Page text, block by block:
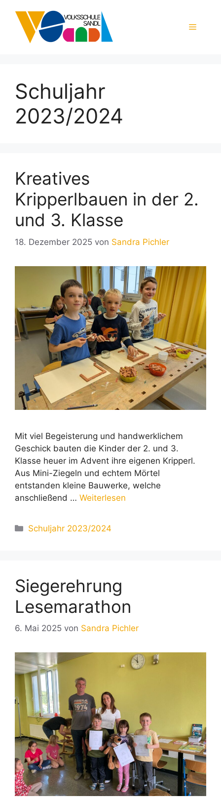
Inhalt
springen
Menü
Schuljahr
2023/2024
Kreatives
Kripperlbauen in der 2.
und 3. Klasse
18. Dezember 2025 von Sandra Pichler
Mit viel Begeisterung und handwerklichem
Geschick bauten die Kinder der 2. und 3.
Klasse heuer im Advent ihre eigenen Kripperl.
Aus Mini-Ziegeln und echtem Mörtel
entstanden kleine Bauwerke, welche
anschließend … Weiterlesen
Kategorien
Schuljahr 2023/2024
Siegerehrung
Lesemarathon
6. Mai 2025 von Sandra Pichler